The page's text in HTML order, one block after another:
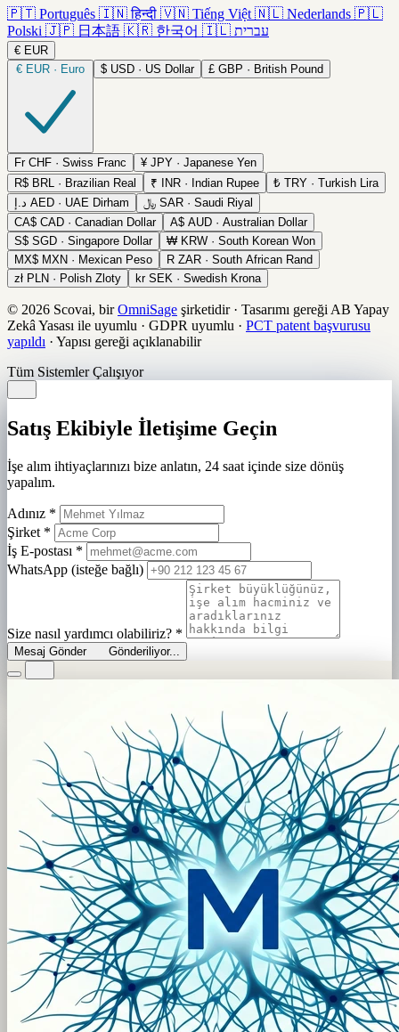
🇵🇹 Português 🇮🇳 हिन्दी 🇻🇳 Tiếng Việt 🇳🇱 Nederlands 🇵🇱
Polski 🇯🇵 日本語 🇰🇷 한국어 🇮🇱 עברית
€ EUR
€ EUR · Euro $ USD · US Dollar £ GBP · British Pound
Fr CHF · Swiss Franc ¥ JPY · Japanese Yen
R$ BRL · Brazilian Real ₹ INR · Indian Rupee ₺ TRY · Turkish Lira
د.إ AED · UAE Dirham ﷼ SAR · Saudi Riyal
CA$ CAD · Canadian Dollar A$ AUD · Australian Dollar
S$ SGD · Singapore Dollar ₩ KRW · South Korean Won
MX$ MXN · Mexican Peso R ZAR · South African Rand
zł PLN · Polish Zloty kr SEK · Swedish Krona
© 2026 Scovai, birOmniSage şirketidir · Tasarımı gereği AB Yapay
Zekâ Yasası ile uyumlu · GDPR uyumlu · PCT patent başvurusu
yapıldı · Yapısı gereği açıklanabilir
Tüm Sistemler Çalışıyor
Satış Ekibiyle İletişime Geçin
İşe alım ihtiyaçlarınızı bize anlatın, 24 saat içinde size dönüş
yapalım.
Adınız *
Şirket *
İş E-postası *
WhatsApp (isteğe bağlı)
Size nasıl yardımcı olabiliriz? *
Mesaj Gönder Gönderiliyor...